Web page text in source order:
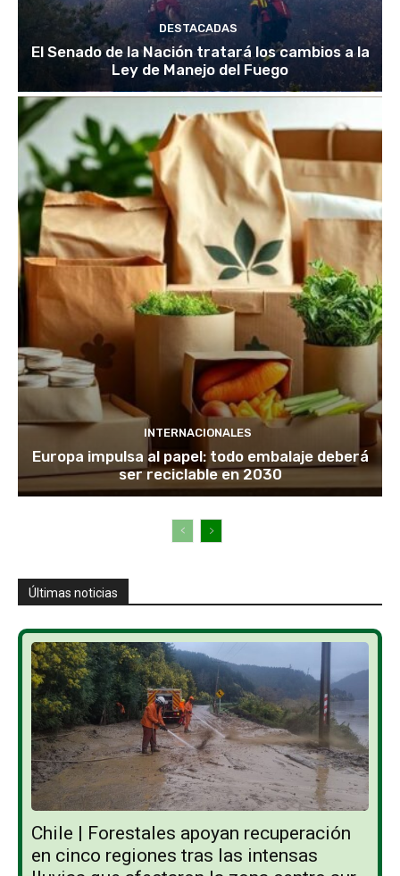
DESTACADAS
El Senado de la Nación tratará los cambios a la
Ley de Manejo del Fuego
INTERNACIONALES
Europa impulsa al papel: todo embalaje deberá
ser reciclable en 2030
Últimas noticias
Chile | Forestales apoyan recuperación
en cinco regiones tras las intensas